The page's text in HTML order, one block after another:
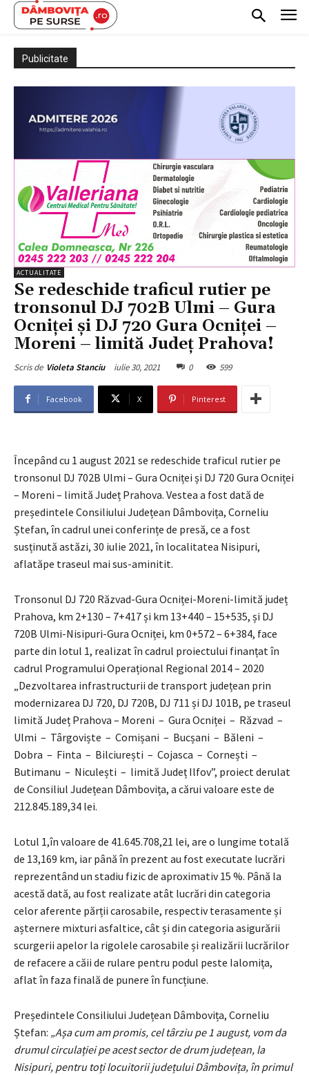
Publicitate
ACTUALITATE
Se redeschide traficul rutier pe
tronsonul DJ 702B Ulmi – Gura
Ocniței și DJ 720 Gura Ocniței –
Moreni – limită Județ Prahova!
Scris de Violeta Stanciu iulie 30, 2021 0 599
Facebook X Pinterest
Începând cu 1 august 2021 se redeschide traficul rutier pe
tronsonul DJ 702B Ulmi – Gura Ocniței și DJ 720 Gura Ocniței
– Moreni – limită Județ Prahova. Vestea a fost dată de
președintele Consiliului Județean Dâmbovița, Corneliu
Ștefan, în cadrul unei conferințe de presă, ce a fost
susținută astăzi, 30 iulie 2021, în localitatea Nisipuri,
aflatăpe traseul mai sus-aminitit.
Tronsonul DJ 720 Răzvad-Gura Ocniței-Moreni-limită județ
Prahova, km 2+130 – 7+417 și km 13+440 – 15+535, și DJ
720B Ulmi-Nisipuri-Gura Ocniței, km 0+572 – 6+384, face
parte din lotul 1, realizat în cadrul proiectului finanțat în
cadrul Programului Operațional Regional 2014 – 2020
„Dezvoltarea infrastructurii de transport județean prin
modernizarea DJ 720, DJ 720B, DJ 711 și DJ 101B, pe traseul
limită Județ Prahova – Moreni – Gura Ocniței – Răzvad –
Ulmi – Târgoviște – Comișani – Bucșani – Băleni –
Dobra – Finta – Bilciurești – Cojasca – Cornești –
Butimanu – Niculești – limită Județ Ilfov”, proiect derulat
de Consiliul Județean Dâmbovița, a cărui valoare este de
212.845.189,34 lei.
Lotul 1,în valoare de 41.645.708,21 lei, are o lungime totală
de 13,169 km, iar până în prezent au fost executate lucrări
reprezentând un stadiu fizic de aproximativ 15 %. Până la
acestă dată, au fost realizate atât lucrări din categoria
celor aferente părții carosabile, respectiv terasamente și
așternere mixturi asfaltice, cât și din categoria asigurării
scurgerii apelor la rigolele carosabile și realizării lucrărilor
de refacere a căii de rulare pentru podul peste Ialomița,
aflat în faza finală de punere în funcțiune.
Președintele Consiliului Județean Dâmbovița, Corneliu
Ștefan: „Așa cum am promis, cel târziu pe 1 august, vom da
drumul circulației pe acest sector de drum județean, la
Nisipuri, pentru toți locuitorii județului Dâmbovița, în primul